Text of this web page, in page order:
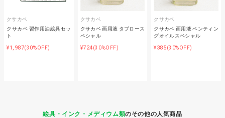
クサカベ
クサカベ 習作用油絵具セッ
ト
¥1,987(30%OFF)
クサカベ
クサカベ 画用液 タブロース
ペシャル
¥724(30%OFF)
クサカベ
クサカベ 画用液 ペンティン
グオイルスペシャル
¥385(30%OFF)
絵具・インク・メディウム類のその他の人気商品